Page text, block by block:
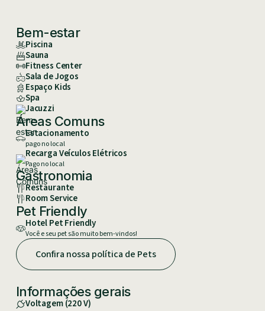
Bem-estar
Piscina
Sauna
Fitness Center
Sala de Jogos
Espaço Kids
Spa
Jacuzzi
Áreas Comuns
Estacionamento
pago no local
Recarga Veículos Elétricos
Pago no local
Gastronomia
Restaurante
Room Service
Pet Friendly
Hotel Pet Friendly
Você e seu pet são muito bem-vindos!
Confira nossa política de Pets
Informações gerais
Voltagem(220 V)